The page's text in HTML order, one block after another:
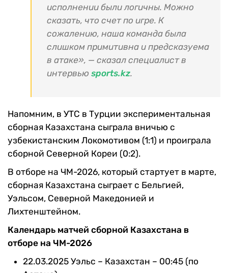
исполнении были логичны. Можно
сказать, что счет по игре. К
сожалению, наша команда была
слишком примитивна и предсказуема
в атаке», — сказал специалист в
интервью sports.kz.
Напомним, в УТС в Турции экспериментальная
сборная Казахстана сыграла вничью с
узбекистанским Локомотивом (1:1) и проиграла
сборной Северной Кореи (0:2).
В отборе на ЧМ-2026, который стартует в марте,
сборная Казахстана сыграет с Бельгией,
Уэльсом, Северной Македонией и
Лихтенштейном.
Календарь матчей сборной Казахстана в
отборе на ЧМ-2026
22.03.2025 Уэльс – Казахстан – 00:45 (по